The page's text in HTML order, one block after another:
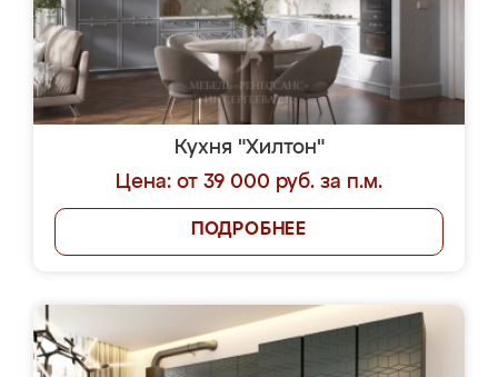
Кухня "Хилтон"
Цена: от 39 000 руб. за п.м.
ПОДРОБНЕЕ